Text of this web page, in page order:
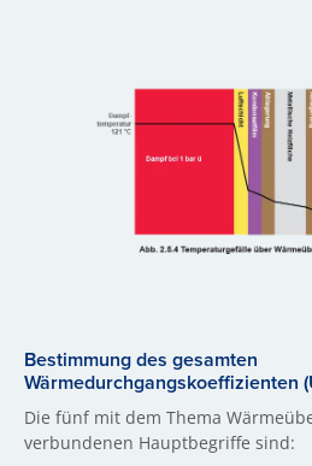
Bestimmung des gesamten
Wärmedurchgangskoeffizienten
Die fünf mit dem Thema
verbundenen Hauptbegriffe sind: